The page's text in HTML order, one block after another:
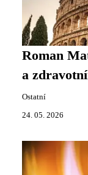
Roman
a
Ostatní
24. 05. 2026